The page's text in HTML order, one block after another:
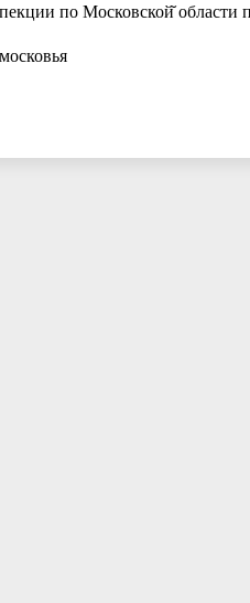
по Московской̆